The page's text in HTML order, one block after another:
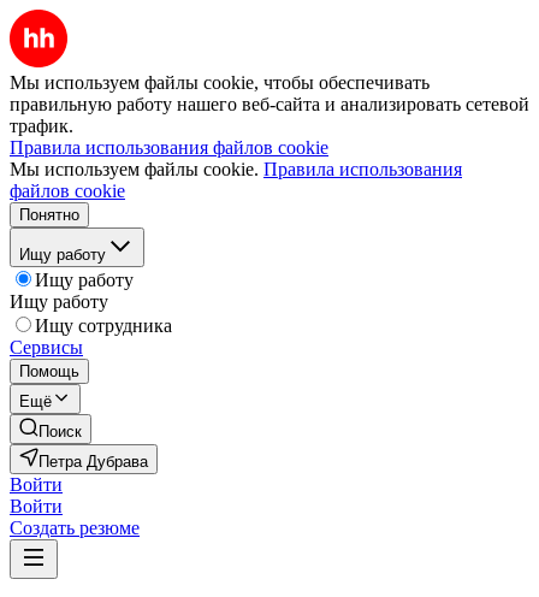
Мы используем файлы cookie, чтобы обеспечивать
правильную работу нашего веб-сайта и анализировать сетевой
трафик.
Правила использования файлов cookie
Мы используем файлы cookie. Правила использования
файлов cookie
Понятно
Ищу работу
Ищу работу
Ищу работу
Ищу сотрудника
Сервисы
Помощь
Ещё
Поиск
Петра Дубрава
Войти
Войти
Создать резюме